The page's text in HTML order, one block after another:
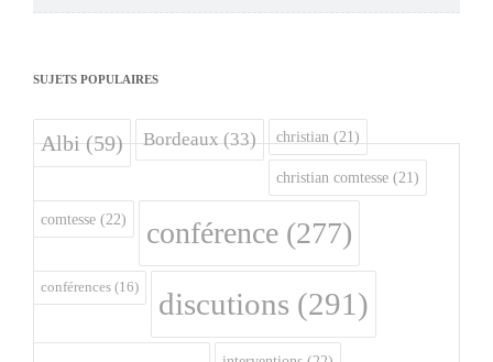
SUJETS POPULAIRES
Albi(59) Bordeaux(33) christian (21)
christian comtesse (21)
comtesse (22) conférence (277)
conférences (16) discutions (291)